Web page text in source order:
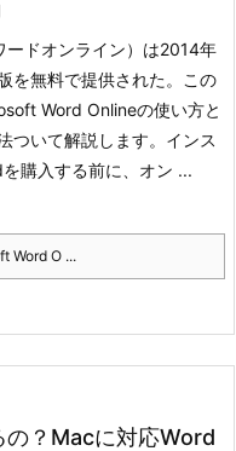
ードオンライン）は2014年
を無料で提供された。この
Word Onlineの使い方と
ついて解説します。インス
を購入する前に、オン ...
Word O ...
？Macに対応Word